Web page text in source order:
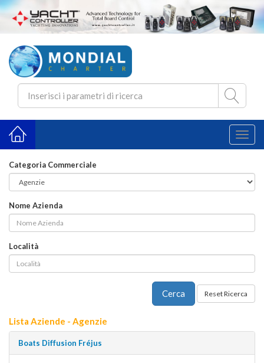
Categoria Commerciale
Nome Azienda
Località
Lista Aziende - Agenzie
Boats Diffusion Fréjus